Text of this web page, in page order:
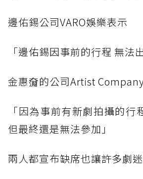
邊佑錫公司VARO娛樂表示
「邊佑錫因事前的行程 無法
金惠奫的公司Artist
「因為事前有新劇拍攝的行
但最終還是無法參加」
兩人都宣布缺席也讓許多劇